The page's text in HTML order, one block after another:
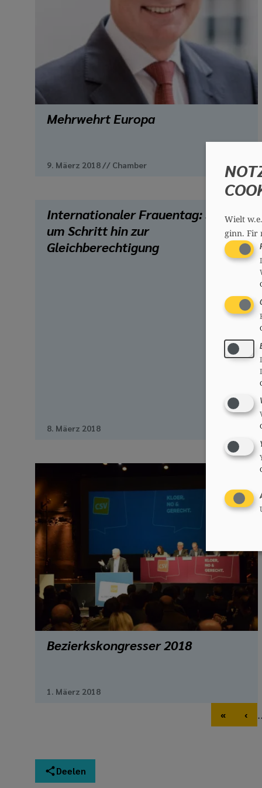
Mehrwehrt Europa
9. Mäerz 2018 // Chamber
Internationaler Frauentag: Schritt
um Schritt hin zur
Gleichberechtigung
8. Mäerz 2018
Bezierkskongresser 2018
1. Mäerz 2018
First
« ‹
Deelen
Wielt
ginn. Fir